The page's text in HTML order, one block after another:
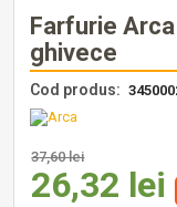
Farfurie
ghivece
Cod produs:
37,60 lei
26,32 lei